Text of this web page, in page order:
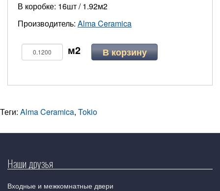
В коробке: 16шт / 1.92м2
Производитель: Alma Ceramica
В корзину
Теги: Alma Ceramica, Tokio
Наши друзья
Входные и межкомнатные двери